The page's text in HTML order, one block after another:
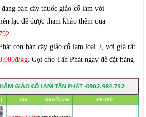
bán cây thuốc giảo cổ lam với
liên lạc để được tham khảo thêm qua
còn bán cây giảo cổ lam loại 2, với giá rất
kg . Gọi cho Tấn Phát ngay để đặt hàng